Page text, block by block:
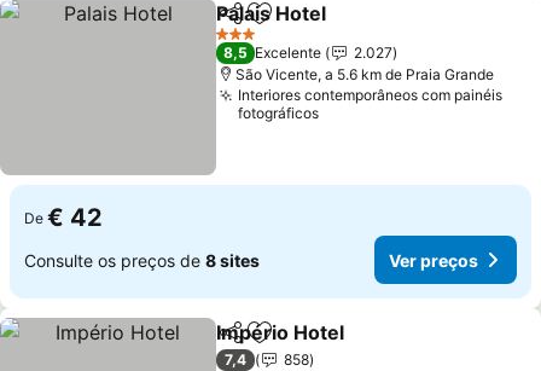
PartilharAdicionar aos favoritos
Palais Hotel
3 Estrelas
8,5 Excelente
2.027
São Vicente, a 5.6 km de Praia Grande
Interiores contemporâneos com painéis
fotográficos
De € 42
Consulte os preços de 8 sites Ver preços
PartilharAdicionar aos favoritos
Império Hotel
7,4 858